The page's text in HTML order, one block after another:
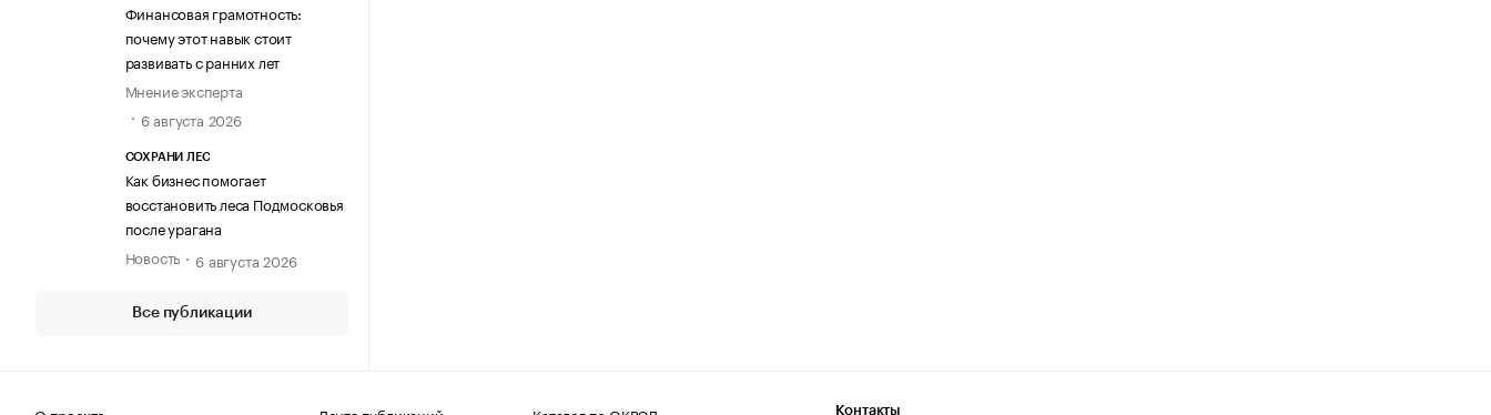
Финансовая грамотность:
почему этот навык стоит
развивать с ранних лет
Мнение эксперта
6 августа 2026
СОХРАНИ ЛЕС
Как бизнес помогает
восстановить леса Подмосковья
после урагана
Новость
6 августа 2026
Все публикации
Контакты